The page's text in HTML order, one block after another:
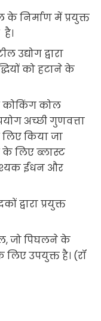
निर्माण में प्रयुक्त
उद्योग द्वारा
को हटाने के
कोकिंग कोल
अच्छी गुणवत्ता
किया जा
के लिए ब्लास्ट
ईंधन और
द्वारा प्रयुक्त
जो पिघलने के
लिए उपयुक्त है। (रॉ